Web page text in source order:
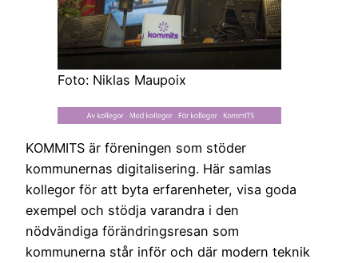
Foto: Niklas Maupoix
KOMMITS är föreningen som stöder
kommunernas digitalisering. Här samlas
kollegor för att byta erfarenheter, visa goda
exempel och stödja varandra i den
nödvändiga förändringsresan som
kommunerna står inför och där modern teknik